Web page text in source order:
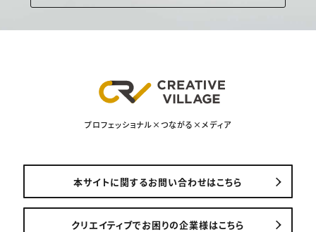
プロフェッショナル×つながる×メディア
本サイトに関するお問い合わせはこちら
クリエイティブでお困りの企業様はこちら